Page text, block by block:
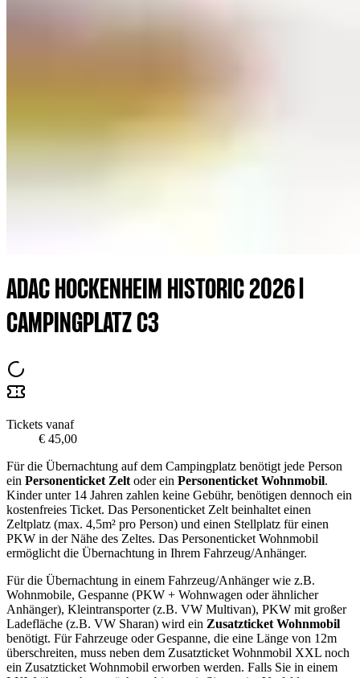
ADAC HOCKENHEIM HISTORIC 2026 |
CAMPINGPLATZ C3
Tickets vanaf
€ 45,00
Für die Übernachtung auf dem Campingplatz benötigt jede Person
ein Personenticket Zelt oder ein Personenticket Wohnmobil.
Kinder unter 14 Jahren zahlen keine Gebühr, benötigen dennoch ein
kostenfreies Ticket. Das Personenticket Zelt beinhaltet einen
Zeltplatz (max. 4,5m² pro Person) und einen Stellplatz für einen
PKW in der Nähe des Zeltes. Das Personenticket Wohnmobil
ermöglicht die Übernachtung in Ihrem Fahrzeug/Anhänger.
Für die Übernachtung in einem Fahrzeug/Anhänger wie z.B.
Wohnmobile, Gespanne (PKW + Wohnwagen oder ähnlicher
Anhänger), Kleintransporter (z.B. VW Multivan), PKW mit großer
Ladefläche (z.B. VW Sharan) wird ein Zusatzticket Wohnmobil
benötigt. Für Fahrzeuge oder Gespanne, die eine Länge von 12m
überschreiten, muss neben dem Zusatzticket Wohnmobil XXL noch
ein Zusatzticket Wohnmobil erworben werden. Falls Sie in einem